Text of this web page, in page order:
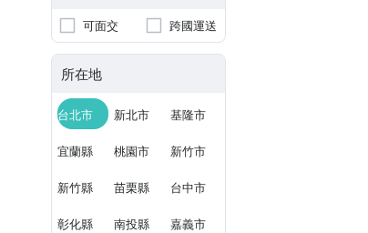
可面交 跨國運送
所在地
台北市 新北市 基隆市
宜蘭縣 桃園市 新竹市
新竹縣 苗栗縣 台中市
彰化縣 南投縣 嘉義市